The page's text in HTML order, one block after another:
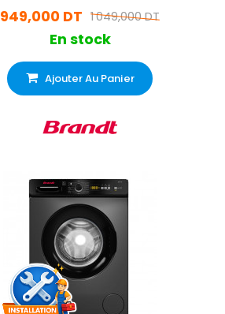
1 049,000 DT
949,000 DT
En stock
Ajouter Au Panier